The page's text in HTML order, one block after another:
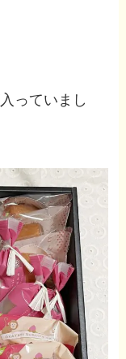
っていまし